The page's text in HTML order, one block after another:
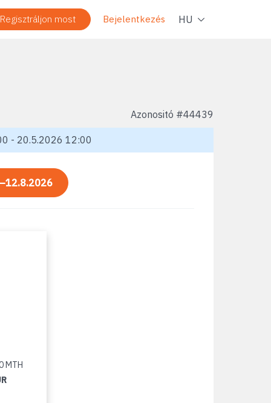
Regisztráljon most Bejelentkezés HU
Azonositó #44439
- 20.5.2026 12:00
MTH